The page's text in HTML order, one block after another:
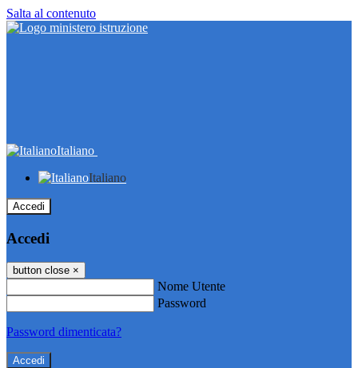
Salta al contenuto
Italiano
Italiano
Accedi
Accedi
button close ×
Nome Utente
Password
Password dimenticata?